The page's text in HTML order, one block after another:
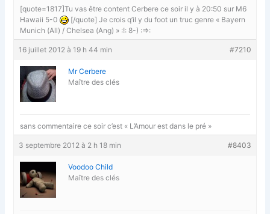
[quote=1817]Tu vas être content Cerbere ce soir il y à 20:50 sur M6
Hawaii 5-0
[/quote] Je crois q’il y du foot un truc genre « Bayern
Munich (All) / Chelsea (Ang) » :!: 8-) :=>:
16 juillet 2012 à 19 h 44 min #7210
Mr Cerbere
Maître des clés
sans commentaire ce soir c’est « L’Amour est dans le pré »
3 septembre 2012 à 2 h 18 min #8403
Voodoo Child
Maître des clés